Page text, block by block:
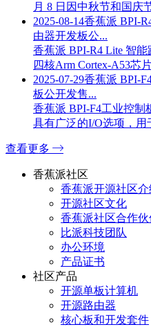
月 8 日因中秋节和国庆
2025-08-14香蕉派 BPI-
由器开发板公...
香蕉派 BPI-R4 Lite 智
四核Arm Cortex-A53芯
2025-07-29香蕉派 BPI-
板公开发售...
香蕉派 BPI-F4工业控制
具有广泛的I/O选项，用
查看更多
香蕉派社区
香蕉派开源社区介
开源社区文化
香蕉派社区合作伙
比派科技团队
办公环境
产品证书
社区产品
开源单板计算机
开源路由器
核心板和开发套件